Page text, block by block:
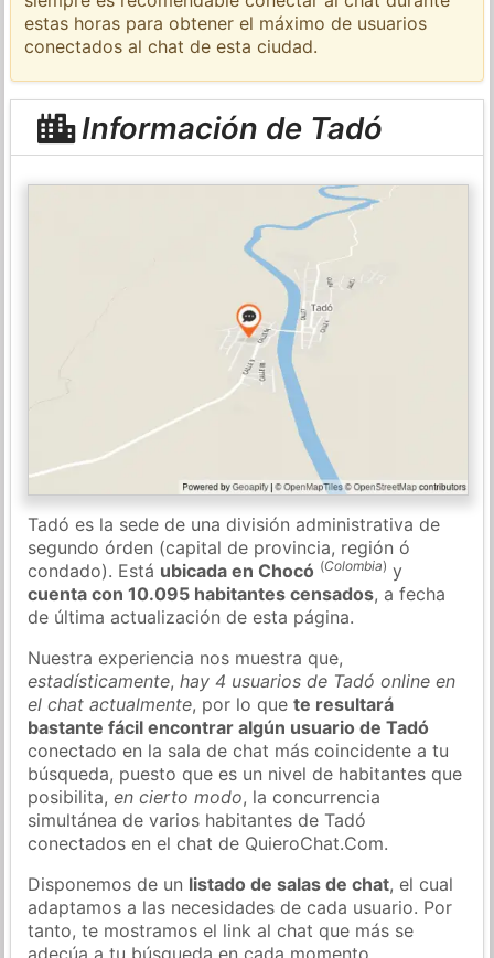
estas horas para obtener el máximo de usuarios
conectados al chat de esta ciudad.
Información de Tadó
Tadó es la sede de una división administrativa de
segundo órden (capital de provincia, región ó
condado). Está ubicada en Chocó (Colombia) y
cuenta con 10.095 habitantes censados, a fecha
de última actualización de esta página.
Nuestra experiencia nos muestra que,
estadísticamente,hay 4 usuarios de Tadó online en
el chat actualmente, por lo quete resultará
bastante fácil encontrar algún usuario de Tadó
conectado en la sala de chat más coincidente a tu
búsqueda, puesto que es un nivel de habitantes que
posibilita,en cierto modo, la concurrencia
simultánea de varios habitantes de Tadó
conectados en el chat de QuieroChat.Com.
Disponemos de un listado de salas de chat, el cual
adaptamos a las necesidades de cada usuario. Por
tanto, te mostramos el link al chat que más se
adecúa a tu búsqueda en cada momento.